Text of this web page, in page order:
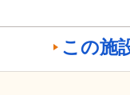
この施